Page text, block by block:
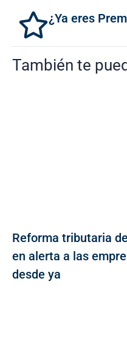
¿Ya eres
También te
Reforma tributaria
en alerta a las
desde ya